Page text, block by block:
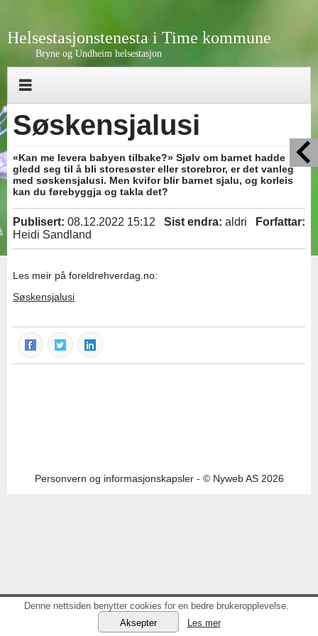
Helsestasjonstenesta i Time kommune
Bryne og Undheim helsestasjon
Søskensjalusi
«Kan me levera babyen tilbake?» Sjølv om barnet hadde
gledd seg til å bli storesøster eller storebror, er det vanleg
med søskensjalusi. Men kvifor blir barnet sjalu, og korleis
kan du førebyggja og takla det?
Publisert: 08.12.2022 15:12 Sist endra: aldri
Forfattar:
Heidi Sandland
Les meir på foreldrehverdag.no:
Søskensjalusi
Personvern og informasjonskapsler- © Nyweb AS 2026
Denne nettsiden benytter cookies for en bedre brukeropplevelse.
Les mer